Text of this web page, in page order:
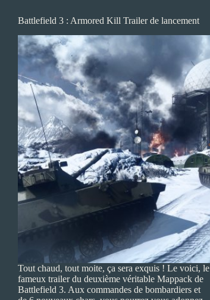
Battlefield 3 : Armored Kill Trailer de lancement
Tout chaud, tout moite, ça sera exquis ! Le voici, le
fameux trailer du deuxième véritable Mappack de
Battlefield 3. Aux commandes de bombardiers et